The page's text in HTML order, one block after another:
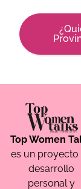
Top Women
es un proyecto
desarrollo
personal y